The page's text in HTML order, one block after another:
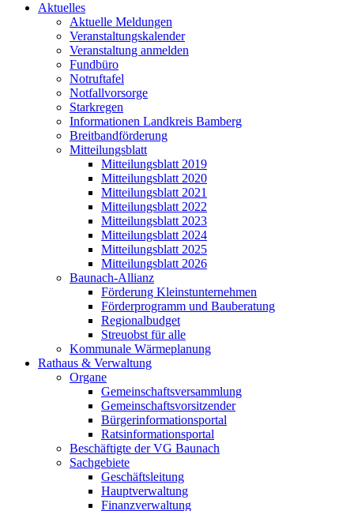
Aktuelles
Aktuelle Meldungen
Veranstaltungskalender
Veranstaltung anmelden
Fundbüro
Notruftafel
Notfallvorsorge
Starkregen
Informationen Landkreis Bamberg
Breitbandförderung
Mitteilungsblatt
Mitteilungsblatt 2019
Mitteilungsblatt 2020
Mitteilungsblatt 2021
Mitteilungsblatt 2022
Mitteilungsblatt 2023
Mitteilungsblatt 2024
Mitteilungsblatt 2025
Mitteilungsblatt 2026
Baunach-Allianz
Förderung Kleinstunternehmen
Förderprogramm und Bauberatung
Regionalbudget
Streuobst für alle
Kommunale Wärmeplanung
Rathaus & Verwaltung
Organe
Gemeinschaftsversammlung
Gemeinschaftsvorsitzender
Bürgerinformationsportal
Ratsinformationsportal
Beschäftigte der VG Baunach
Sachgebiete
Geschäftsleitung
Hauptverwaltung
Finanzverwaltung